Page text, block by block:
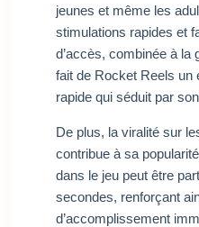
jeunes et même les
stimulations rapides et
d’accès, combinée à la
fait de Rocket Reels un
rapide qui séduit par
De plus, la viralité sur
contribue à sa
dans le jeu peut être
secondes, renforçant
d’accomplissement